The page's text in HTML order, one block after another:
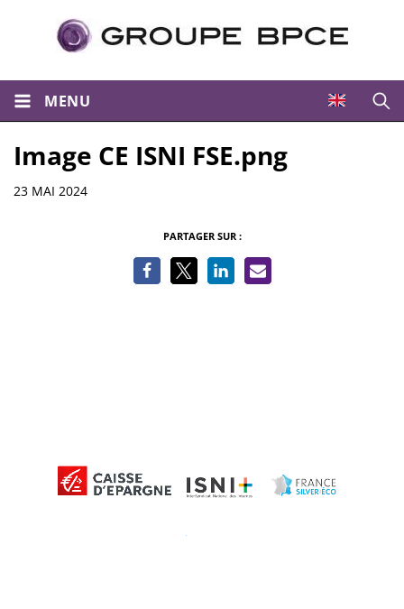
MENU
Image CE ISNI FSE.png
Informations
23 MAI 2024
PARTAGER SUR :